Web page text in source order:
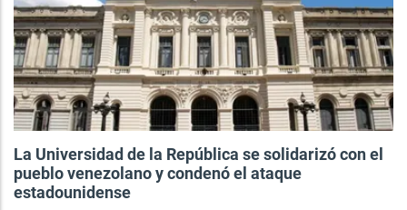
La Universidad de la República se solidarizó con el
pueblo venezolano y condenó el ataque
estadounidense